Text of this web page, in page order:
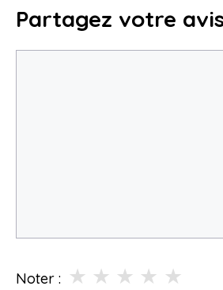
Partagez votre
Noter : ★
★
★
★
★